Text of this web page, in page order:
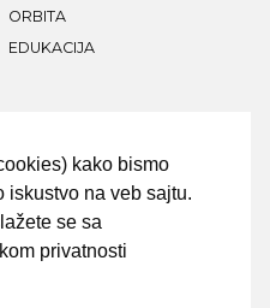
ORBITA
EDUKACIJA
kako bismo
iskustvo na veb sajtu.
se sa
privatnosti